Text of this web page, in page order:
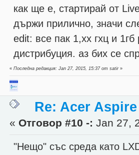
как ще е, стартирай от
държи прилично, значи
edit: все пак 1,хх гхц и
дистрибуция. аз бих се
«Последна редакция: Jan 27, 2015, 15:37 от satir»
Re: Acer
« Отговор #10 -: Jan 27,
"Нещо" със среда като